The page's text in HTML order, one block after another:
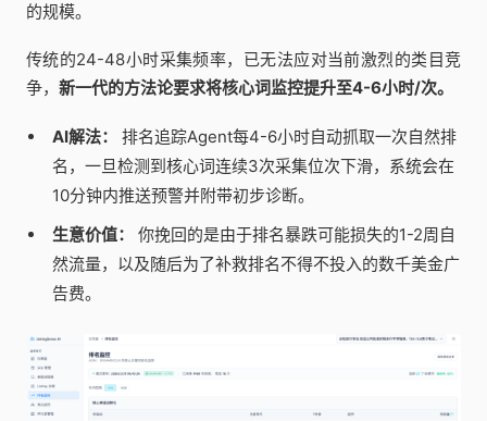
的规模。
传统的24-48小时采集频率，已无法应对当前激烈的类目竞
争， 新一代的方法论要求将核心词监控提升至4-6小时/次。
AI解法：
排名追踪Agent每4-6小时自动抓取一次自然排
名，一旦检测到核心词连续3次采集位次下滑，系统会在
10分钟内推送预警并附带初步诊断。
生意价值：
你挽回的是由于排名暴跌可能损失的1-2周自
然流量，以及随后为了补救排名不得不投入的数千美金广
告费。